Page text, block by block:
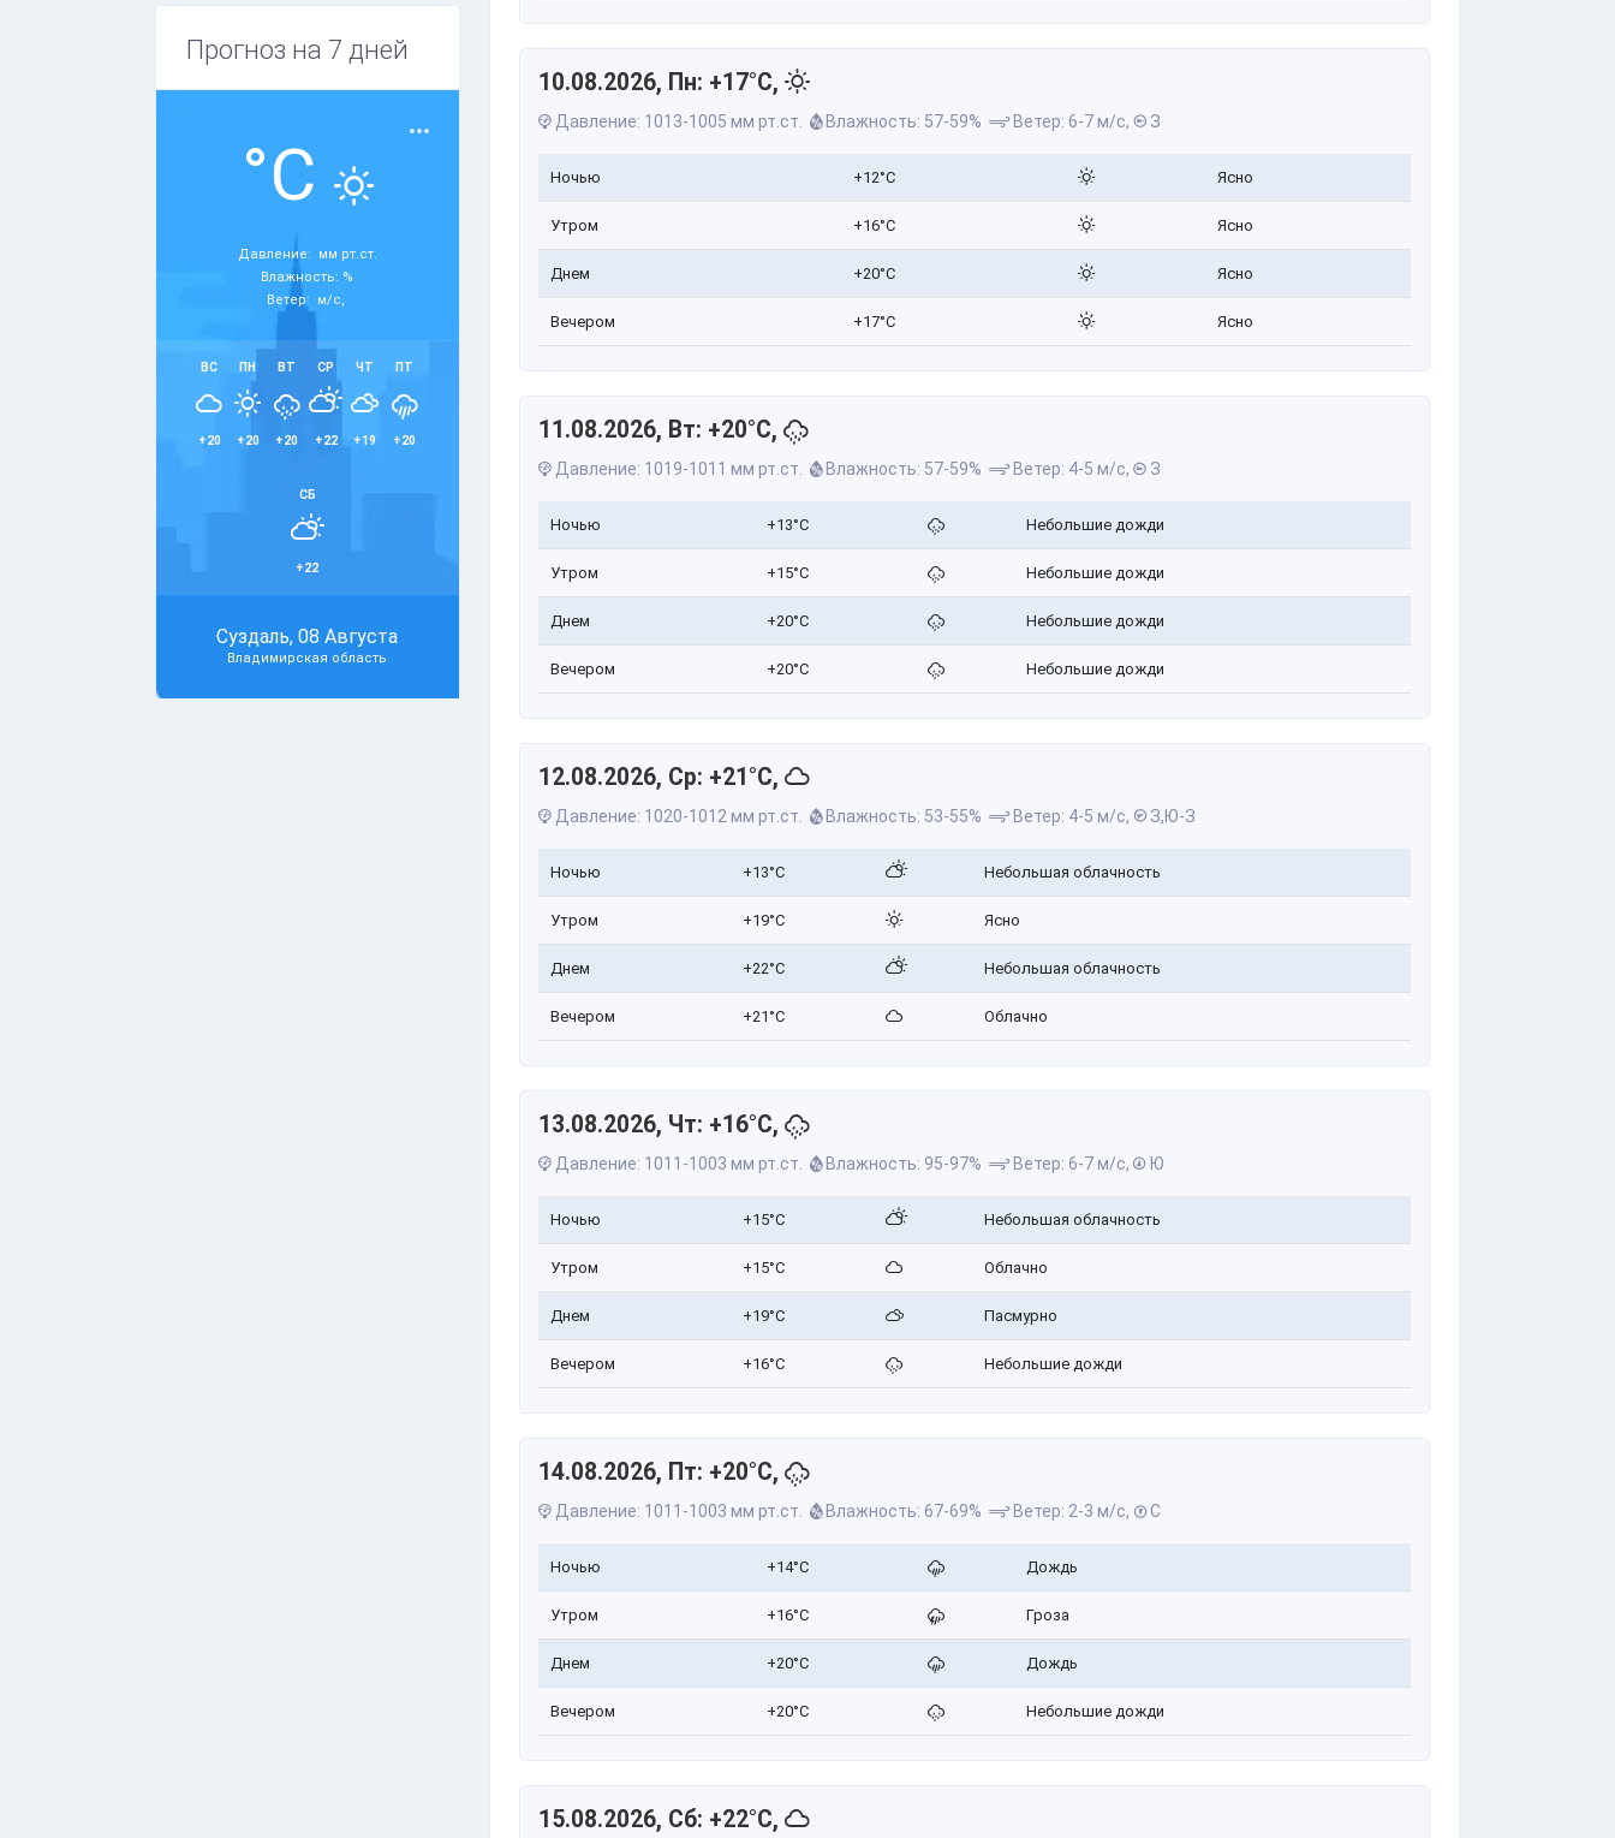
Прогноз на 7 дней
°C
Давление: мм рт.ст.
Влажность: %
Ветер: м/с,
ВС
+20
ПН
+20
ВТ
+20
СР
+22
ЧТ
+19
ПТ
+20
СБ
+22
Суздаль, 08 Августа
Владимирская область
10.08.2026, Пн: +17°C,
Давление: 1013-1005 мм рт.ст. Влажность: 57-59% Ветер: 6-7 м/с, З
Ночью +12°C Ясно
Утром +16°C Ясно
Днем +20°C Ясно
Вечером +17°C Ясно
11.08.2026, Вт: +20°C,
Давление: 1019-1011 мм рт.ст. Влажность: 57-59% Ветер: 4-5 м/с, З
Ночью +13°C Небольшие дожди
Утром +15°C Небольшие дожди
Днем +20°C Небольшие дожди
Вечером +20°C Небольшие дожди
12.08.2026, Ср: +21°C,
Давление: 1020-1012 мм рт.ст. Влажность: 53-55% Ветер: 4-5 м/с, З,Ю-З
Ночью +13°C Небольшая облачность
Утром +19°C Ясно
Днем +22°C Небольшая облачность
Вечером +21°C Облачно
13.08.2026, Чт: +16°C,
Давление: 1011-1003 мм рт.ст. Влажность: 95-97% Ветер: 6-7 м/с, Ю
Ночью +15°C Небольшая облачность
Утром +15°C Облачно
Днем +19°C Пасмурно
Вечером +16°C Небольшие дожди
14.08.2026, Пт: +20°C,
Давление: 1011-1003 мм рт.ст. Влажность: 67-69% Ветер: 2-3 м/с, С
Ночью +14°C Дождь
Утром +16°C Гроза
Днем +20°C Дождь
Вечером +20°C Небольшие дожди
15.08.2026, Сб: +22°C,